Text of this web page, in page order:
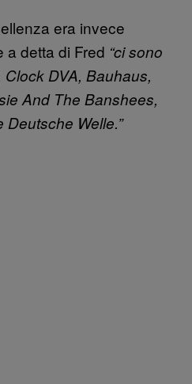
era invece
a detta di Fred “ci sono
DVA, Bauhaus,
And The Banshees,
Welle.”